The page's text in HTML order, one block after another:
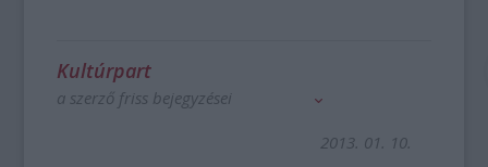
Kultúrpart
a szerző friss bejegyzései
2013. 01. 10.